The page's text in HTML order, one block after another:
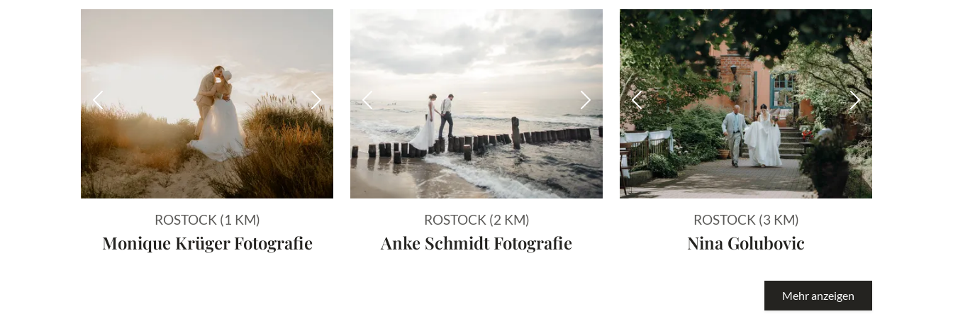
Vorheriges Bild Nächstes Bild
ROSTOCK (1 KM)
Monique Krüger Fotografie
Vorheriges Bild Nächstes Bild
ROSTOCK (2 KM)
Anke Schmidt Fotografie
Vorheriges Bild Nächstes Bild
ROSTOCK (3 KM)
Nina Golubovic
Mehr anzeigen